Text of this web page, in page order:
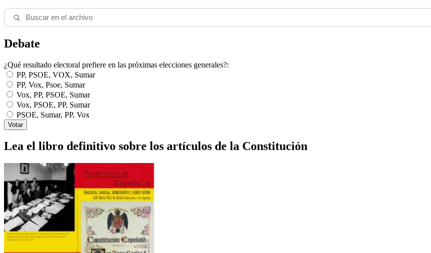
Debate
¿Qué resultado electoral prefiere en las próximas elecciones generales?:
PP, PSOE, VOX, Sumar
PP, Vox, Psoe, Sumar
Vox, PP, PSOE, Sumar
Vox, PSOE, PP, Sumar
PSOE, Sumar, PP, Vox
Lea el libro definitivo sobre los artículos de la Constitución